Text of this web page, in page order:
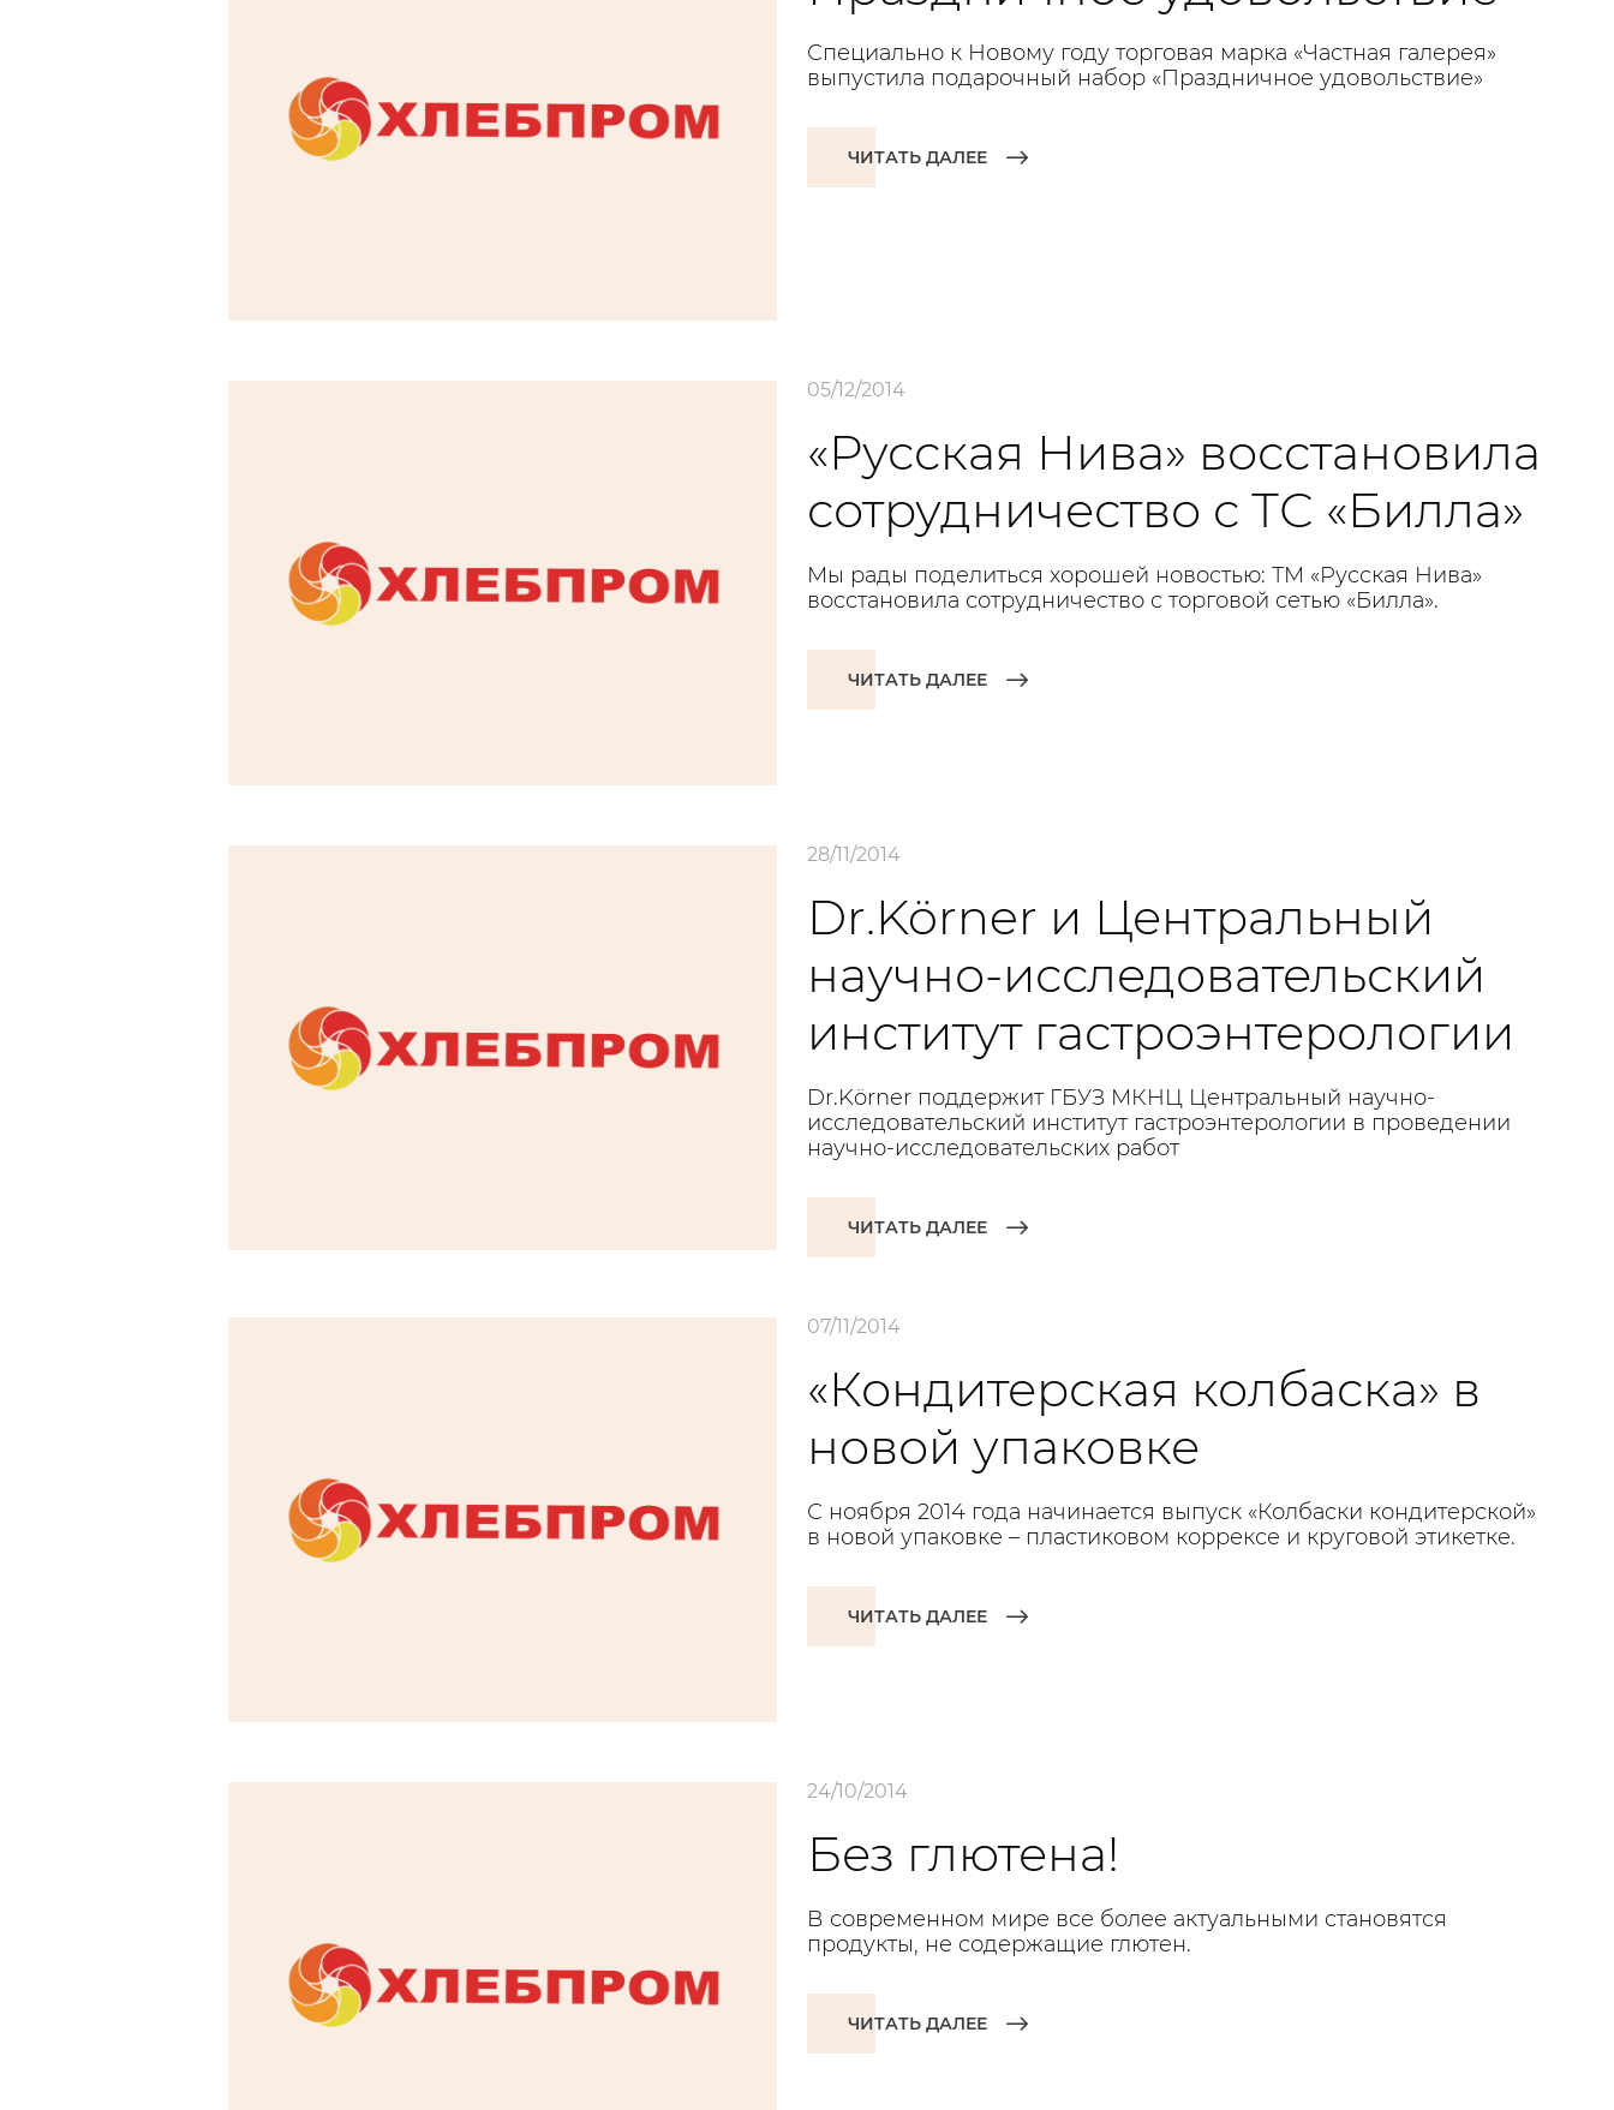
Специально к Новому году торговая марка «Частная галерея»
выпустила подарочный набор «Праздничное удовольствие»
ЧИТАТЬ ДАЛЕЕ
05/12/2014
«Русская Нива» восстановила
сотрудничество с ТС «Билла»
Мы рады поделиться хорошей новостью: ТМ «Русская Нива»
восстановила сотрудничество с торговой сетью «Билла».
ЧИТАТЬ ДАЛЕЕ
28/11/2014
Dr.Körner и Центральный
научно-исследовательский
институт гастроэнтерологии
Dr.Körner поддержит ГБУЗ МКНЦ Центральный научно-
исследовательский институт гастроэнтерологии в проведении
научно-исследовательских работ
ЧИТАТЬ ДАЛЕЕ
07/11/2014
«Кондитерская колбаска» в
новой упаковке
С ноября 2014 года начинается выпуск «Колбаски кондитерской»
в новой упаковке – пластиковом коррексе и круговой этикетке.
ЧИТАТЬ ДАЛЕЕ
24/10/2014
Без глютена!
В современном мире все более актуальными становятся
продукты, не содержащие глютен.
ЧИТАТЬ ДАЛЕЕ